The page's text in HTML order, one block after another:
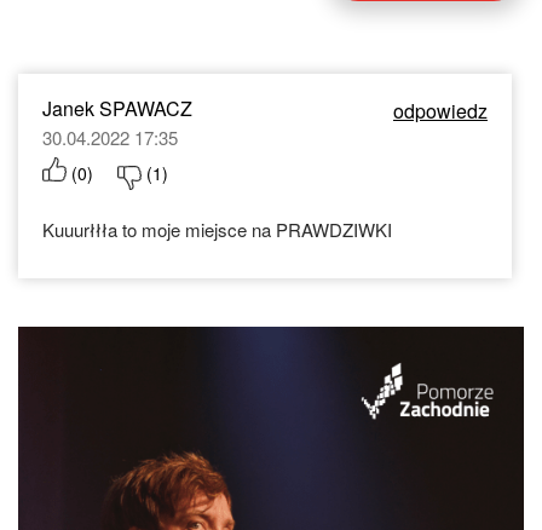
Janek SPAWACZ odpowiedz
30.04.2022 17:35
(0) (1)
Kuuurłłła to moje miejsce na PRAWDZIWKI